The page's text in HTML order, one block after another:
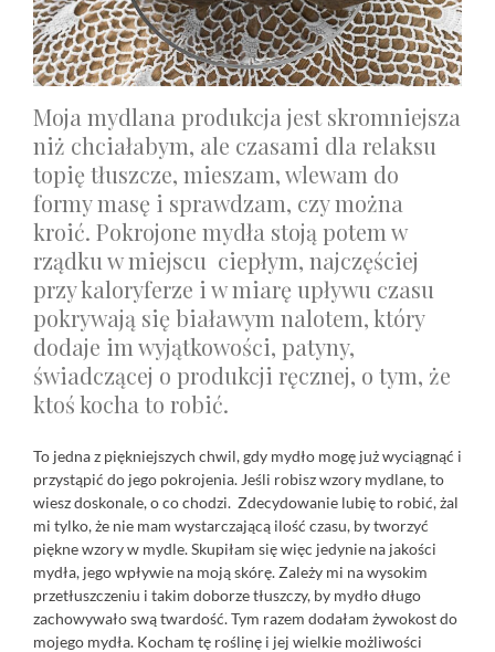
Moja mydlana produkcja jest skromniejsza
niż chciałabym, ale czasami dla relaksu
topię tłuszcze, mieszam, wlewam do
formy masę i sprawdzam, czy można
kroić. Pokrojone mydła stoją potem w
rządku w miejscu ciepłym, najczęściej
przy kaloryferze i w miarę upływu czasu
pokrywają się białawym nalotem, który
dodaje im wyjątkowości, patyny,
świadczącej o produkcji ręcznej, o tym, że
ktoś kocha to robić.
To jedna z piękniejszych chwil, gdy mydło mogę już wyciągnąć i
przystąpić do jego pokrojenia. Jeśli robisz wzory mydlane, to
wiesz doskonale, o co chodzi. Zdecydowanie lubię to robić, żal
mi tylko, że nie mam wystarczającą ilość czasu, by tworzyć
piękne wzory w mydle. Skupiłam się więc jedynie na jakości
mydła, jego wpływie na moją skórę. Zależy mi na wysokim
przetłuszczeniu i takim doborze tłuszczy, by mydło długo
zachowywało swą twardość. Tym razem dodałam żywokost do
mojego mydła. Kocham tę roślinę i jej wielkie możliwości